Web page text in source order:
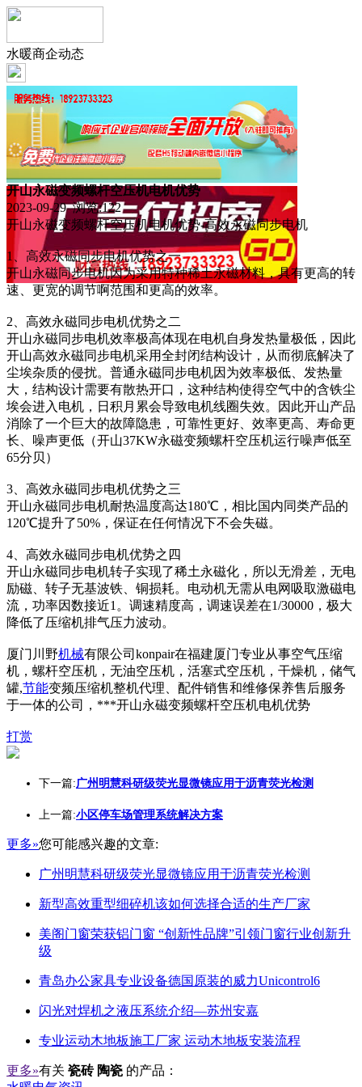
水暖商企动态
开山永磁变频螺杆空压机电机优势
2023-09-29 浏览:122
开山永磁变频螺杆空压机电机优势-高效永磁同步电机
1、高效永磁同步电机优势之一
开山永磁同步电机因为采用特种稀土永磁材料，具有更高的转
速、更宽的调节啊范围和更高的效率。
2、高效永磁同步电机优势之二
开山永磁同步电机效率极高体现在电机自身发热量极低，因此
开山高效永磁同步电机采用全封闭结构设计，从而彻底解决了
尘埃杂质的侵扰。普通永磁同步电机因为效率极低、发热量
大，结构设计需要有散热开口，这种结构使得空气中的含铁尘
埃会进入电机，日积月累会导致电机线圈失效。因此开山产品
消除了一个巨大的故障隐患，可靠性更好、效率更高、寿命更
长、噪声更低（开山37KW永磁变频螺杆空压机运行噪声低至
65分贝）
3、高效永磁同步电机优势之三
开山永磁同步电机耐热温度高达180℃，相比国内同类产品的
120℃提升了50%，保证在任何情况下不会失磁。
4、高效永磁同步电机优势之四
开山永磁同步电机转子实现了稀土永磁化，所以无滑差，无电
励磁、转子无基波铁、铜损耗。电动机无需从电网吸取激磁电
流，功率因数接近1。调速精度高，调速误差在1/30000，极大
降低了压缩机排气压力波动。
厦门川野机械有限公司konpair在福建厦门专业从事空气压缩
机，螺杆空压机，无油空压机，活塞式空压机，干燥机，储气
罐,节能变频压缩机整机代理、配件销售和维修保养售后服务
于一体的公司，***开山永磁变频螺杆空压机电机优势
打赏
下一篇:广州明慧科研级荧光显微镜应用于沥青荧光检测
上一篇:小区停车场管理系统解决方案
更多»您可能感兴趣的文章:
广州明慧科研级荧光显微镜应用于沥青荧光检测
新型高效重型细碎机该如何选择合适的生产厂家
美阁门窗荣获铝门窗 “创新性品牌”引领门窗行业创新升
级
青岛办公家具专业设备德国原装的威力Unicontrol6
闪光对焊机之液压系统介绍—苏州安嘉
专业运动木地板施工厂家 运动木地板安装流程
更多»有关 瓷砖 陶瓷 的产品：